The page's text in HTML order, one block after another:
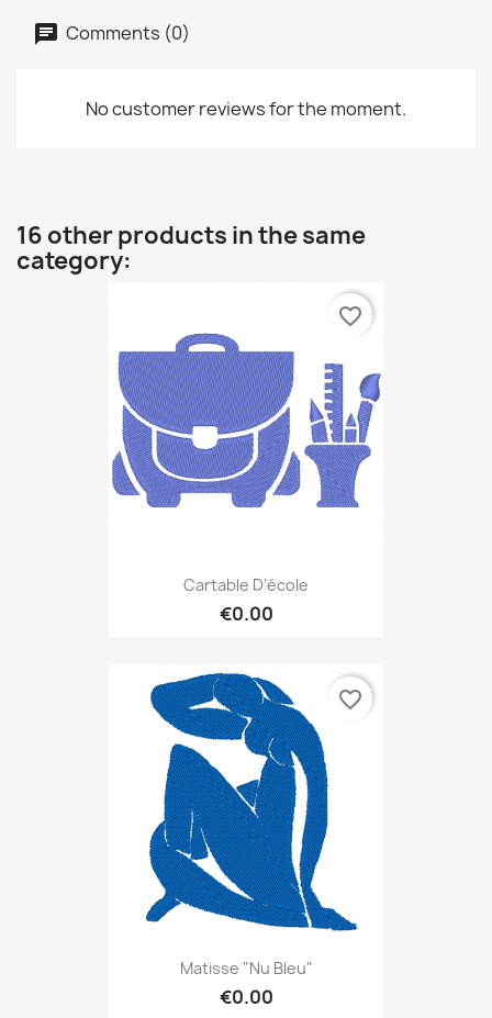
Comments (0)
No customer reviews for the moment.
16 other products in the same
category:
Cartable D’école
€0.00
favorite_border
Matisse "nu Bleu"
€0.00
favorite_border